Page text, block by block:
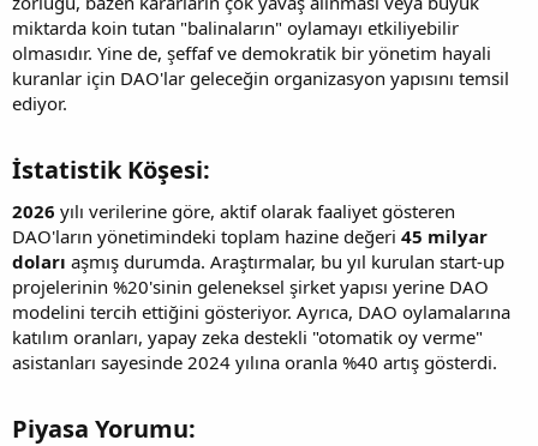
miktarda koin tutan "balinaların" oylamayı etkiliyebilir
olmasıdır. Yine de, şeffaf ve demokratik bir yönetim hayali
kuranlar için DAO'lar geleceğin organizasyon yapısını temsil
ediyor.
İstatistik Köşesi:​
2026 yılı verilerine göre, aktif olarak faaliyet gösteren
DAO'ların yönetimindeki toplam hazine değeri 45 milyar
doları aşmış durumda. Araştırmalar, bu yıl kurulan start-up
projelerinin %20'sinin geleneksel şirket yapısı yerine DAO
modelini tercih ettiğini gösteriyor. Ayrıca, DAO oylamalarına
katılım oranları, yapay zeka destekli "otomatik oy verme"
asistanları sayesinde 2024 yılına oranla %40 artış gösterdi.
Piyasa Yorumu:​